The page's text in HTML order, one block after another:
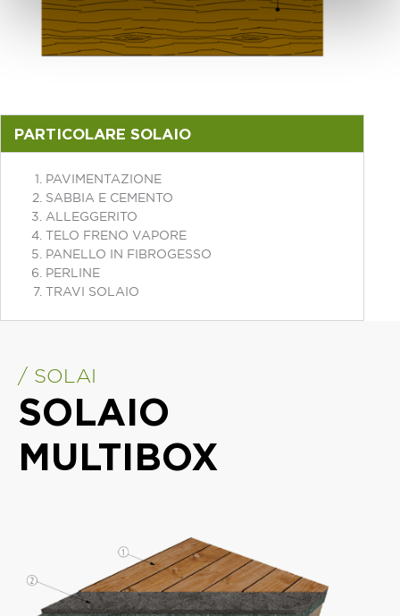
PARTICOLARE SOLAIO
PAVIMENTAZIONE
SABBIA E CEMENTO
ALLEGGERITO
TELO FRENO VAPORE
PANELLO IN FIBROGESSO
PERLINE
TRAVI SOLAIO
/ SOLAI
SOLAIO
MULTIBOX